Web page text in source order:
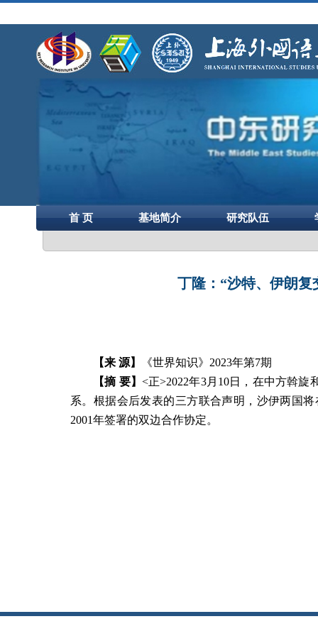
首 页 基地简介 研究队伍
丁隆：“沙特、伊朗
【来 源】 《世界知识》 2023年第7期
【摘 要】 <正>2022年3月10日，在中方斡
系。根据会后发表的三方联合声明，沙伊两国
2001年签署的双边合作协定。